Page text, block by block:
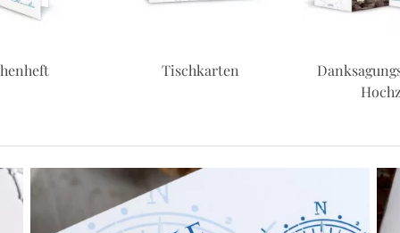
Tischkarten